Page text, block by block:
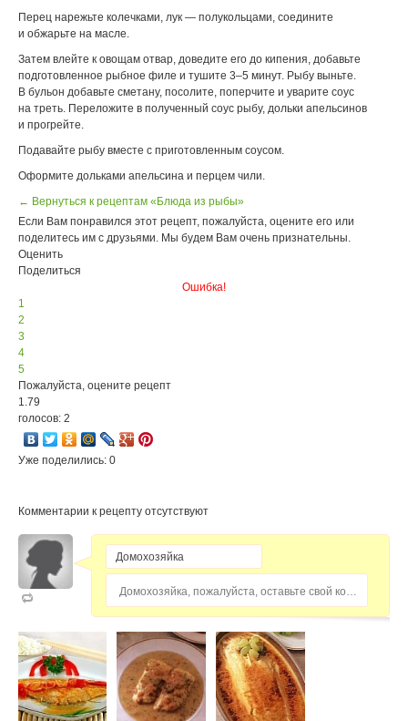
Перец нарежьте колечками, лук — полукольцами, соедините
и обжарьте на масле.
Затем влейте к овощам отвар, доведите его до кипения, добавьте
подготовленное рыбное филе и тушите 3–5 минут. Рыбу выньте.
В бульон добавьте сметану, посолите, поперчите и уварите соус
на треть. Переложите в полученный соус рыбу, дольки апельсинов
и прогрейте.
Подавайте рыбу вместе с приготовленным соусом.
Оформите дольками апельсина и перцем чили.
← Вернуться к рецептам «Блюда из рыбы»
Если Вам понравился этот рецепт, пожалуйста, оцените его или
поделитесь им с друзьями. Мы будем Вам очень признательны.
Оценить
Поделиться
Ошибка!
1
2
3
4
5
Пожалуйста, оцените рецепт
1.79
голосов: 2
Уже поделились: 0
Комментарии к рецепту отсутствуют
Домохозяйка, пожалуйста, оставьте свой комментарий...